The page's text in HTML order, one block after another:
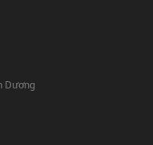
Dương